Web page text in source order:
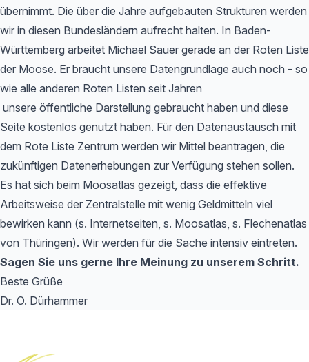
übernimmt. Die über die Jahre aufgebauten Strukturen werden
wir in diesen Bundesländern aufrecht halten. In Baden-
Württemberg arbeitet Michael Sauer gerade an der Roten Liste
der Moose. Er braucht unsere Datengrundlage auch noch - so
wie alle anderen Roten Listen seit Jahren
unsere öffentliche Darstellung gebraucht haben und diese
Seite kostenlos genutzt haben. Für den Datenaustausch mit
dem Rote Liste Zentrum werden wir Mittel beantragen, die
zukünftigen Datenerhebungen zur Verfügung stehen sollen.
Es hat sich beim Moosatlas gezeigt, dass die effektive
Arbeitsweise der Zentralstelle mit wenig Geldmitteln viel
bewirken kann (s. Internetseiten, s. Moosatlas, s. Flechenatlas
von Thüringen). Wir werden für die Sache intensiv eintreten.
Sagen Sie uns gerne Ihre Meinung zu unserem Schritt.
Beste Grüße
Dr. O. Dürhammer